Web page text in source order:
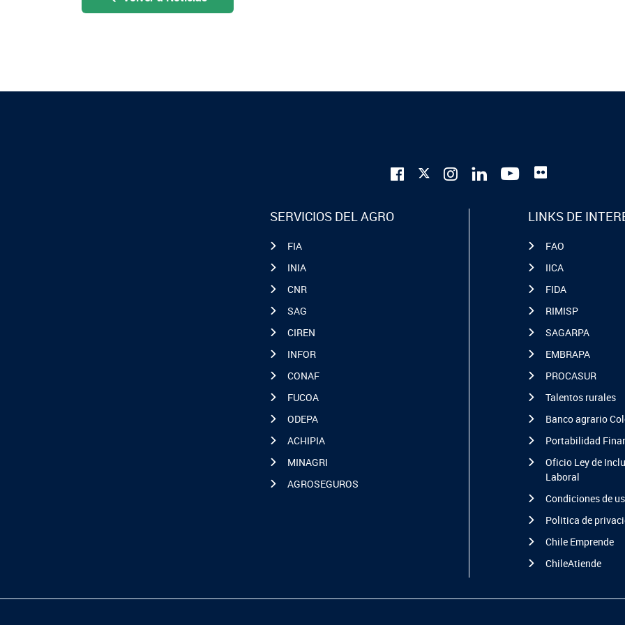
SERVICIOS DEL AGRO
FIA
INIA
CNR
SAG
CIREN
INFOR
CONAF
FUCOA
ODEPA
ACHIPIA
MINAGRI
AGROSEGUROS
LINKS DE
FAO
IICA
FIDA
RIMISP
SAGARPA
EMBRAPA
PROCASUR
Talentos rurales
Banco agrario
Portabilidad
Oficio Ley de
Laboral
Condiciones de
Politica de
Chile Emprende
ChileAtiende